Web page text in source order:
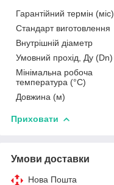
Гарантійний термін (міс)
Стандарт виготовлення
Внутрішній діаметр
Умовний прохід, Ду (Dn)
Мінімальна робоча
температура (°C)
Довжина (м)
Приховати
Умови доставки
Нова Пошта